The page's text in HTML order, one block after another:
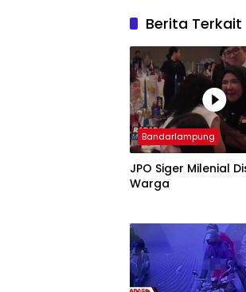
Berita Terkait
Bandarlampung
JPO Siger Milenial
Warga